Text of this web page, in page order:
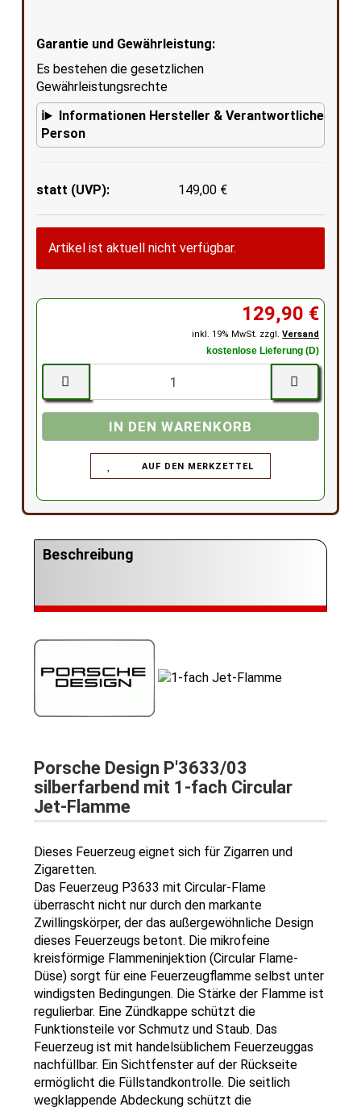
Garantie und Gewährleistung:
Es bestehen die gesetzlichen
Gewährleistungsrechte
Informationen Hersteller & Verantwortliche
Person
statt (UVP): 149,00 €
Artikel ist aktuell nicht verfügbar.
129,90 €
inkl. 19% MwSt. zzgl.Versand
kostenlose Lieferung (D)
AUF DEN MERKZETTEL
Beschreibung
Porsche Design P'3633/03
silberfarbend mit 1-fach Circular
Jet-Flamme
Dieses Feuerzeug eignet sich für Zigarren und
Zigaretten.
Das Feuerzeug P3633 mit Circular-Flame
überrascht nicht nur durch den markante
Zwillingskörper, der das außergewöhnliche Design
dieses Feuerzeugs betont. Die mikrofeine
kreisförmige Flammeninjektion (Circular Flame-
Düse) sorgt für eine Feuerzeugflamme selbst unter
windigsten Bedingungen. Die Stärke der Flamme ist
regulierbar. Eine Zündkappe schützt die
Funktionsteile vor Schmutz und Staub. Das
Feuerzeug ist mit handelsüblichem Feuerzeuggas
nachfüllbar. Ein Sichtfenster auf der Rückseite
ermöglicht die Füllstandkontrolle. Die seitlich
wegklappende Abdeckung schützt die